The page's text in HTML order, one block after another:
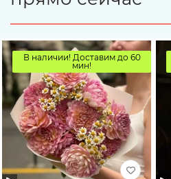
В наличии! Доставим до 60
мин!